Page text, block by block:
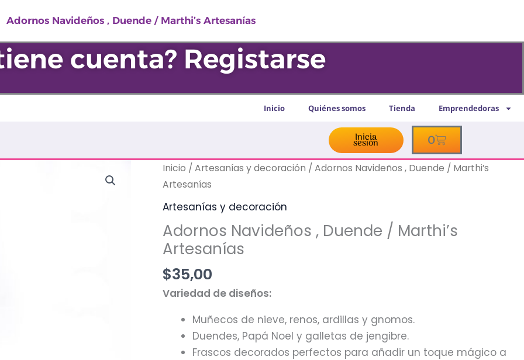
Adornos Navideños , Duende / Marthi’s Artesanías
cuenta? Registarse
Inicio Quiénes somos Tienda Emprendedoras
Inicia
sesión 0
Cart
Inicio / Artesanías y decoración / Adornos Navideños , Duende / Marthi’s
Artesanías
Artesanías y decoración
Adornos Navideños , Duende / Marthi’s
Artesanías
$35,00
Variedad de diseños:
Muñecos de nieve, renos, ardillas y gnomos.
Duendes, Papá Noel y galletas de jengibre.
Frascos decorados perfectos para añadir un toque mágico a
Adornos
Navideños
/
Marthi’s
Artesanías
cantidad
Marthi’s
Artesanías
cantidad